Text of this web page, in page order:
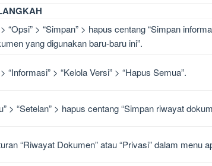
“Opsi” > “Simpan” > hapus centang “Simpan
yang digunakan baru-baru ini”.
“Informasi” > “Kelola Versi” > “Hapus Semua”.
> “Setelan” > hapus centang “Simpan riwayat
“Riwayat Dokumen” atau “Privasi” dalam menu